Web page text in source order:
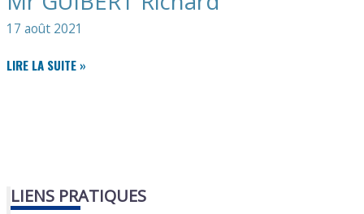
17 août 2021
MR
LIRE LA SUITE »
LIENS PRATIQUES